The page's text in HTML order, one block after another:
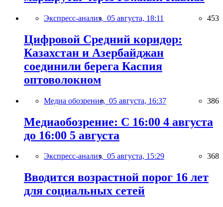
Экспресс-анализ, 05 августа, 18:11 453
Цифровой Средний коридор:
Казахстан и Азербайджан
соединили берега Каспия
оптоволокном
Медиа обозрение, 05 августа, 16:37 386
Медиаобозрение: С 16:00 4 августа
до 16:00 5 августа
Экспресс-анализ, 05 августа, 15:29 368
Вводится возрастной порог 16 лет
для социальных сетей